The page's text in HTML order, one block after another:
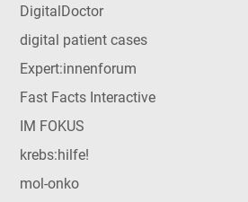
DigitalDoctor
digital patient cases
Expert:innenforum
Fast Facts Interactive
IM FOKUS
krebs:hilfe!
mol-onko